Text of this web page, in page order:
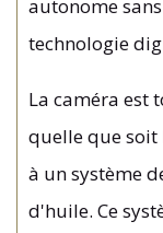
autonome
technologie
La caméra est
quelle que soit
à un système
d'huile. Ce